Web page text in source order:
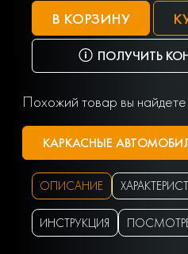
В КОРЗИНУ
ПОЛУЧИТЬ
Похожий товар вы
КАРКАСНЫЕ
ОПИСАНИЕ
ИНСТРУКЦИЯ